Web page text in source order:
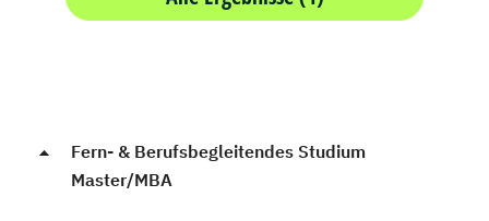
Fern- & Berufsbegleitendes Studium
Master/MBA